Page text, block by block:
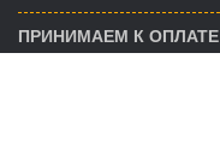
ПРИНИМАЕМ К ОПЛАТЕ